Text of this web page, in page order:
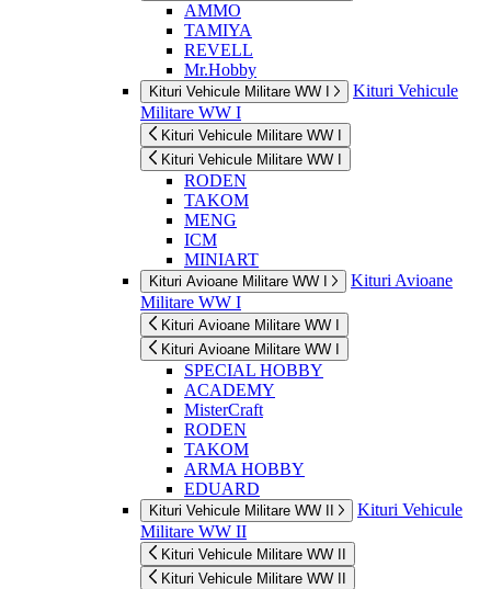
AMMO
TAMIYA
REVELL
Mr.Hobby
Kituri Vehicule Militare WW I
Kituri Vehicule
Militare WW I
Kituri Vehicule Militare WW I
Kituri Vehicule Militare WW I
RODEN
TAKOM
MENG
ICM
MINIART
Kituri Avioane Militare WW I
Kituri Avioane
Militare WW I
Kituri Avioane Militare WW I
Kituri Avioane Militare WW I
SPECIAL HOBBY
ACADEMY
MisterCraft
RODEN
TAKOM
ARMA HOBBY
EDUARD
Kituri Vehicule Militare WW II
Kituri Vehicule
Militare WW II
Kituri Vehicule Militare WW II
Kituri Vehicule Militare WW II